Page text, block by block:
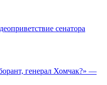
сенатора
генерал Хомчак?» —